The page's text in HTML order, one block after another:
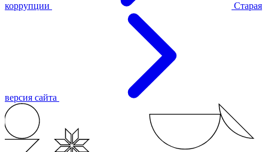
коррупции Старая
версия сайта